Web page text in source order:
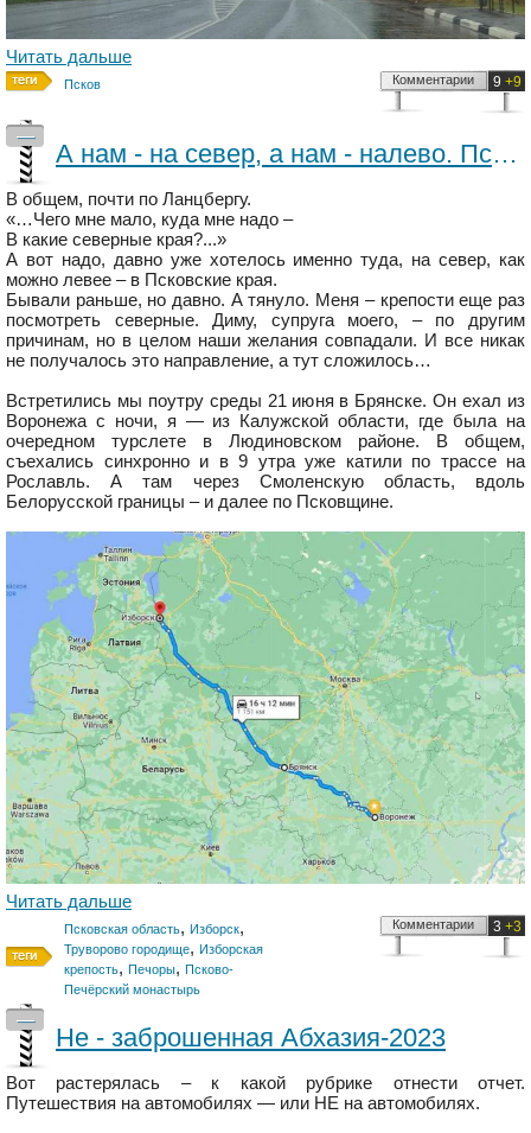
Читать дальше
Псков 9 +9
Комментарии
—
А нам - на север, а нам - налево. Псковская область, Изборск, Печоры
В общем, почти по Ланцбергу.
«…Чего мне мало, куда мне надо –
В какие северные края?...»
А вот надо, давно уже хотелось именно туда, на север, как
можно левее – в Псковские края.
Бывали раньше, но давно. А тянуло. Меня – крепости еще раз
посмотреть северные. Диму, супруга моего, – по другим
причинам, но в целом наши желания совпадали. И все никак
не получалось это направление, а тут сложилось…
Встретились мы поутру среды 21 июня в Брянске. Он ехал из
Воронежа с ночи, я — из Калужской области, где была на
очередном турслете в Людиновском районе. В общем,
съехались синхронно и в 9 утра уже катили по трассе на
Рославль. А там через Смоленскую область, вдоль
Белорусской границы – и далее по Псковщине.
Читать дальше
Псковская область, Изборск,
Труворово городище, Изборская
крепость, Печоры, Псково-
Печёрский монастырь
3 +3
Комментарии
—
Не - заброшенная Абхазия-2023
Вот растерялась – к какой рубрике отнести отчет.
Путешествия на автомобилях — или НЕ на автомобилях.